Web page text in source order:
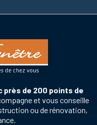
près de 200 points de
et vous conseille
ou de rénovation,